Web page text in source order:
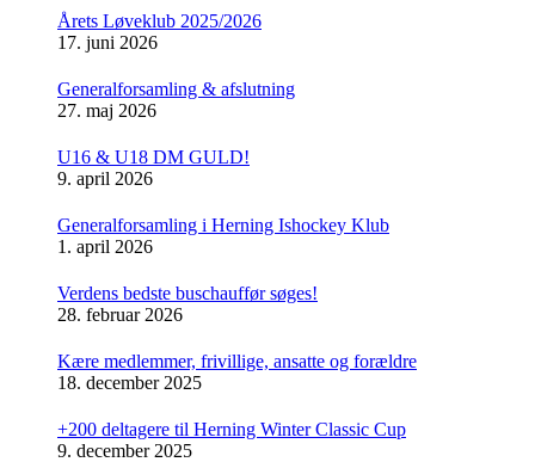
Årets Løveklub 2025/2026
17. juni 2026
Generalforsamling & afslutning
27. maj 2026
U16 & U18 DM GULD!
9. april 2026
Generalforsamling i Herning Ishockey Klub
1. april 2026
Verdens bedste buschauffør søges!
28. februar 2026
Kære medlemmer, frivillige, ansatte og forældre
18. december 2025
+200 deltagere til Herning Winter Classic Cup
9. december 2025